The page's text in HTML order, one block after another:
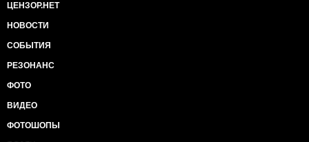
ЦЕНЗОР.НЕТ
НОВОСТИ
СОБЫТИЯ
РЕЗОНАНС
ФОТО
ВИДЕО
ФОТОШОПЫ